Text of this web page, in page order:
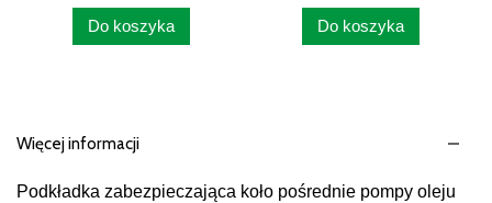
Do koszyka
Do koszyka
Więcej informacji
Podkładka zabezpieczająca koło pośrednie pompy oleju